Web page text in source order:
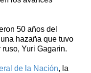
50 años del
hazaña que tuvo
Yuri Gagarin.
de la Nación, la